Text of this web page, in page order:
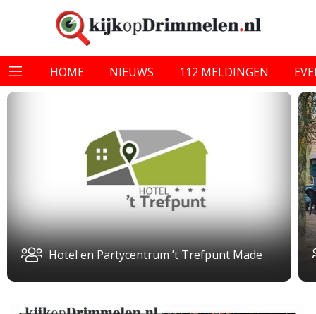
HOME NIEUWS 112 MELDINGEN
Hotel en Partycentrum ’t Trefpunt Made